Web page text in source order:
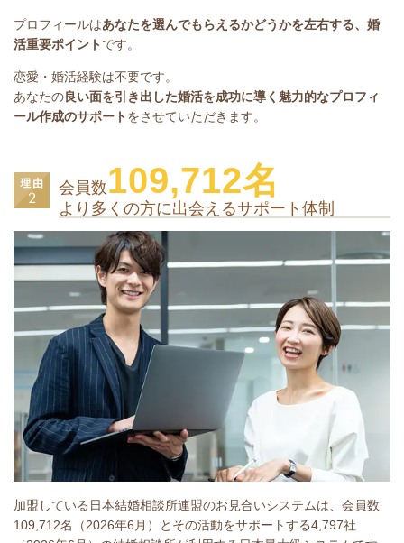
プロフィールはあなたを選んでもらえるかどうかを左右する、婚
活重要ポイントです。
恋愛・婚活経験は不要です。
あなたの良い面を引き出した婚活を成功に導く魅力的なプロフィ
ール作成のサポートをさせていただきます。
会員数109,712名
より多くの方に出会えるサポート体制
加盟している日本結婚相談所連盟のお見合いシステムは、会員数
109,712名（2026年6月）とその活動をサポートする4,797社